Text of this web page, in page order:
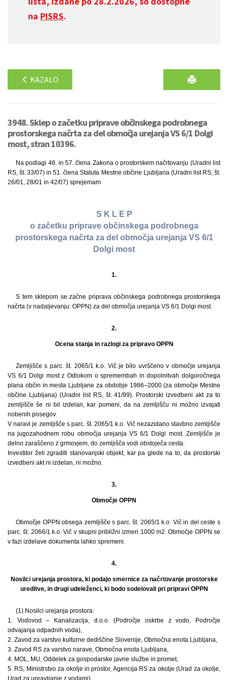
na PISRS.
KAZALO
3948. Sklep o začetku priprave občinskega podrobnega
prostorskega načrta za del območja urejanja VS 6/1 Dolgi
most, stran 10396.
Na podlagi 46. in 57. člena Zakona o prostorskem načrtovanju (Uradni list
RS, št. 33/07) in 51. člena Statuta Mestne občine Ljubljana (Uradni list RS, št.
26/01, 28/01 in 42/07) sprejemam
S K L E P
o začetku priprave občinskega podrobnega
prostorskega načrta za del območja urejanja VS 6/1
Dolgi most
1.
S tem sklepom se začne priprava občinskega podrobnega prostorskega
načrta (v nadaljevanju: OPPN) za del območja urejanja VS 6/1 Dolgi most.
2.
Ocena stanja in razlogi za pripravo OPPN
Zemljišče s parc. št. 2065/1 k.o. Vič je bilo uvrščeno v območje urejanja
VS 6/1 Dolgi most z Odlokom o spremembah in dopolnitvah dolgoročnega
plana občin in mesta Ljubljane za obdobje 1986–2000 (za območje Mestne
občine Ljubljana) (Uradni list RS, št. 41/99). Prostorski izvedbeni akt za to
zemljišče še ni bil izdelan, kar pomeni, da na zemljišču ni možno izvajati
nobenih posegov.
V naravi je zemljišče s parc. št. 2065/1 k.o. Vič nezazidano stavbno zemljišče
na jugozahodnem robu območja urejanja VS 6/1 Dolgi most. Zemljišče je
delno zaraščeno z grmovjem, do zemljišča vodi obstoječa cesta.
Investitor želi zgraditi stanovanjski objekt, kar pa glede na to, da prostorski
izvedbeni akt ni izdelan, ni možno.
3.
Območje OPPN
Območje OPPN obsega zemljišče s parc. št. 2065/1 k.o. Vič in del ceste s
parc. št. 2066/1 k.o. Vič v skupni približni izmeri 1000 m2. Območje OPPN se
v fazi izdelave dokumenta lahko spremeni.
4.
Nosilci urejanja prostora, ki podajo smernice za načrtovanje prostorske
ureditve, in drugi udeleženci, ki bodo sodelovali pri pripravi OPPN
(1) Nosilci urejanja prostora:
1. Vodovod – Kanalizacija, d.o.o. (Področje oskrbe z vodo, Področje
odvajanja odpadnih voda),
2. Zavod za varstvo kulturne dediščine Slovenije, Območna enota Ljubljana,
3. Zavod RS za varstvo narave, Območna enota Ljubljana,
4. MOL, MU, Oddelek za gospodarske javne službe in promet,
5. RS, Ministrstvo za okolje in prostor, Agencija RS za okolje (Urad za okolje,
Urad za upravljanje z vodami),